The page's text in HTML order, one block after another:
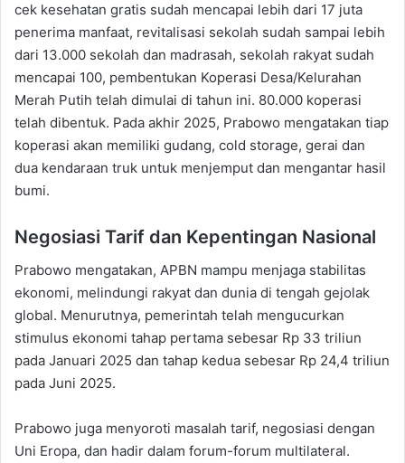
cek kesehatan gratis sudah mencapai lebih dari 17 juta
penerima manfaat, revitalisasi sekolah sudah sampai lebih
dari 13.000 sekolah dan madrasah, sekolah rakyat sudah
mencapai 100, pembentukan Koperasi Desa/Kelurahan
Merah Putih telah dimulai di tahun ini. 80.000 koperasi
telah dibentuk. Pada akhir 2025, Prabowo mengatakan tiap
koperasi akan memiliki gudang, cold storage, gerai dan
dua kendaraan truk untuk menjemput dan mengantar hasil
bumi.
Negosiasi Tarif dan Kepentingan Nasional
Prabowo mengatakan, APBN mampu menjaga stabilitas
ekonomi, melindungi rakyat dan dunia di tengah gejolak
global. Menurutnya, pemerintah telah mengucurkan
stimulus ekonomi tahap pertama sebesar Rp 33 triliun
pada Januari 2025 dan tahap kedua sebesar Rp 24,4 triliun
pada Juni 2025.
Prabowo juga menyoroti masalah tarif, negosiasi dengan
Uni Eropa, dan hadir dalam forum-forum multilateral.